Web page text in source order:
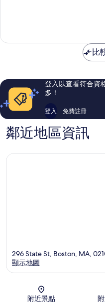
極
評
論
比
登入以查看符合資
多！
登入 免費註冊
鄰近地區資訊
296 State St, Boston, MA,
顯示地圖
附近景點